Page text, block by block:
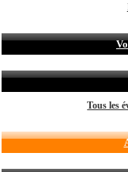
Tous les